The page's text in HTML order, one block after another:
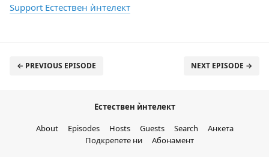
Support Естествен ѝнтелект
← PREVIOUS EPISODE NEXT EPISODE →
Естествен ѝнтелект
About
Episodes Hosts Guests Search
Анкета
Подкрепете ни
Абонамент